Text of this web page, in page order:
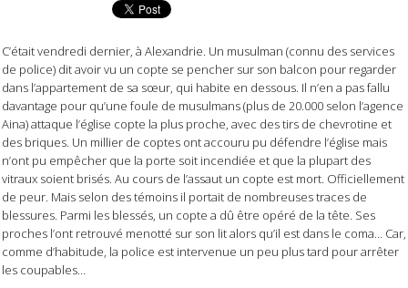
C’était vendredi dernier, à Alexandrie. Un musulman (connu des services
de police) dit avoir vu un copte se pencher sur son balcon pour regarder
dans l’appartement de sa sœur, qui habite en dessous. Il n’en a pas fallu
davantage pour qu’une foule de musulmans (plus de 20.000 selon l’agence
Aina) attaque l’église copte la plus proche, avec des tirs de chevrotine et
des briques. Un millier de coptes ont accouru pu défendre l’église mais
n’ont pu empêcher que la porte soit incendiée et que la plupart des
vitraux soient brisés. Au cours de l’assaut un copte est mort. Officiellement
de peur. Mais selon des témoins il portait de nombreuses traces de
blessures. Parmi les blessés, un copte a dû être opéré de la tête. Ses
proches l’ont retrouvé menotté sur son lit alors qu’il est dans le coma… Car,
comme d’habitude, la police est intervenue un peu plus tard pour arrêter
les coupables…